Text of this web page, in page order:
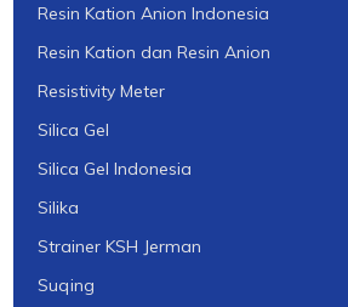
Resin Kation Anion Indonesia
Resin Kation dan Resin Anion
Resistivity Meter
Silica Gel
Silica Gel Indonesia
Silika
Strainer KSH Jerman
Suqing